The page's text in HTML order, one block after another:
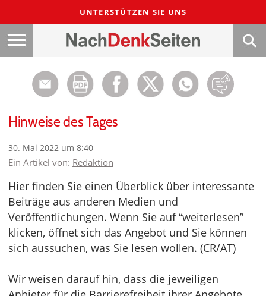
UNTERSTÜTZEN SIE UNS
Hinweise des Tages
30. Mai 2022 um 8:40
Ein Artikel von: Redaktion
Hier finden Sie einen Überblick über interessante
Beiträge aus anderen Medien und
Veröffentlichungen. Wenn Sie auf “weiterlesen”
klicken, öffnet sich das Angebot und Sie können
sich aussuchen, was Sie lesen wollen. (CR/AT)
Wir weisen darauf hin, dass die jeweiligen